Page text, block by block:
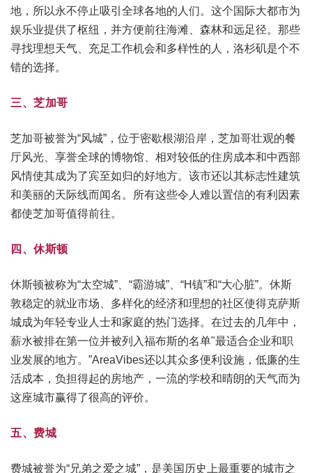
地，所以永不停止吸引全球各地的人们。这个国际大都市为
娱乐业提供了枢纽，并方便前往海滩、森林和远足径。那些
寻找理想天气、充足工作机会和多样性的人，洛杉矶是个不
错的选择。
三、芝加哥
芝加哥被誉为“风城”，位于密歇根湖沿岸，芝加哥壮观的餐
厅风光、享誉全球的博物馆、相对较低的住房成本和中西部
风情使其成为了宾至如归的好地方。该市还以其标志性建筑
和美丽的天际线而闻名。所有这些令人难以置信的有利因素
都使芝加哥值得前往。
四、休斯顿
休斯顿被称为“太空城”、“霸游城”、“H镇”和“大心脏”。休斯
敦稳定的就业市场、多样化的经济和理想的社区使得克萨斯
城成为年轻专业人士和家庭的热门选择。在过去的几年中，
薪水被排在第一位并被列入福布斯的名单"最适合企业和职
业发展的地方。”AreaVibes还以其众多便利设施，低廉的生
活成本，负担得起的房地产，一流的学校和晴朗的天气而为
这座城市赢得了很高的评价。
五、费城
费城被誉为“兄弟之爱之城”，是美国历史上最重要的城市之